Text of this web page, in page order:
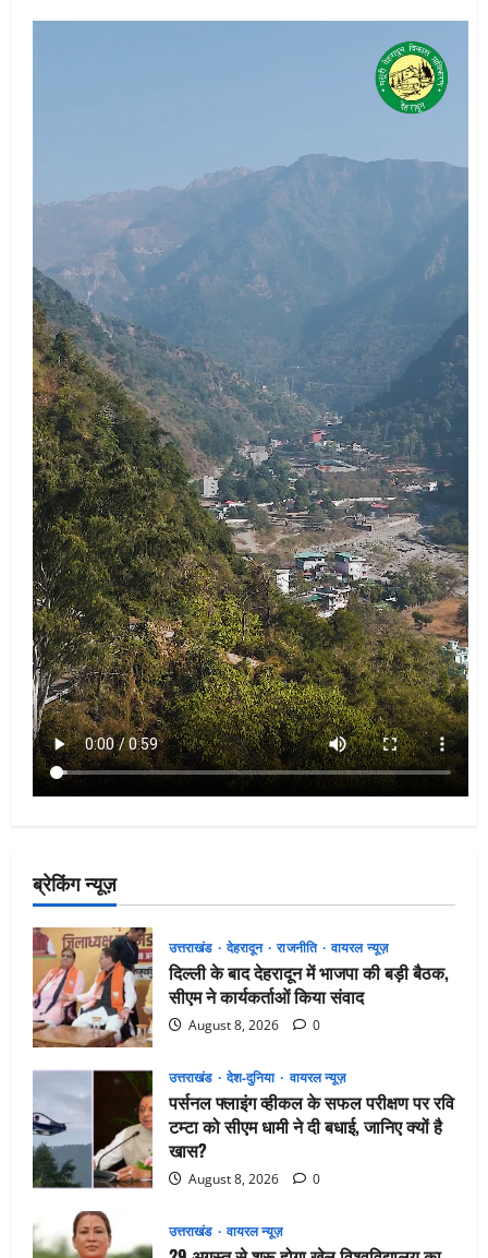
ब्रेकिंग न्यूज़
उत्तराखंड देहरादून राजनीति वायरल न्यूज़
दिल्ली के बाद देहरादून में भाजपा की बड़ी बैठक,
सीएम ने कार्यकर्ताओं किया संवाद
August 8, 2026 0
उत्तराखंड देश-दुनिया वायरल न्यूज़
पर्सनल फ्लाइंग व्हीकल के सफल परीक्षण पर रवि
टम्टा को सीएम धामी ने दी बधाई, जानिए क्यों है
खास?
August 8, 2026 0
उत्तराखंड वायरल न्यूज़